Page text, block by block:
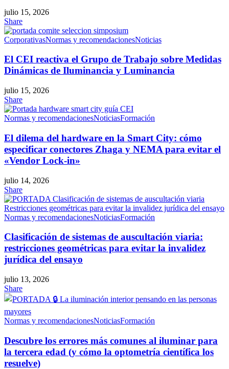
julio 15, 2026
Share
CorporativasNormas y recomendacionesNoticias
El CEI reactiva el Grupo de Trabajo sobre Medidas
Dinámicas de Iluminancia y Luminancia
julio 15, 2026
Share
Normas y recomendacionesNoticiasFormación
El dilema del hardware en la Smart City: cómo
especificar conectores Zhaga y NEMA para evitar el
«Vendor Lock-in»
julio 14, 2026
Share
Normas y recomendacionesNoticiasFormación
Clasificación de sistemas de auscultación viaria:
restricciones geométricas para evitar la invalidez
jurídica del ensayo
julio 13, 2026
Share
Normas y recomendacionesNoticiasFormación
Descubre los errores más comunes al iluminar para
la tercera edad (y cómo la optometría científica los
resuelve)